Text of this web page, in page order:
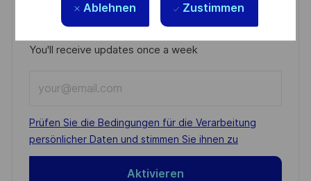
Ablehnen Zustimmen
Get notified for similar jobs
You'll receive updates once a week
Email
address
(Required)
Required
Prüfen Sie die Bedingungen für die Verarbeitung
persönlicher Daten und stimmen Sie ihnen zu
Aktivieren